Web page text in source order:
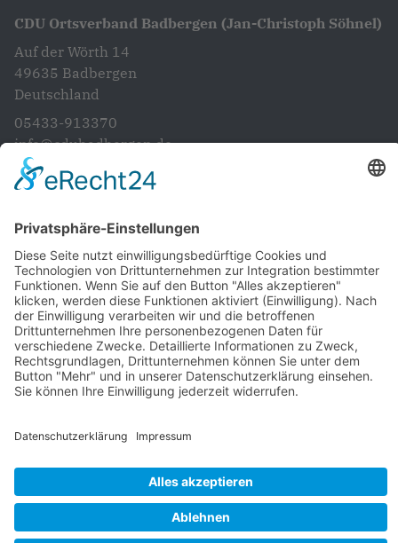
CDU Ortsverband Badbergen (Jan-Christoph Söhnel)
Auf der Wörth 14
49635 Badbergen
Deutschland
05433-913370
info@cdubadbergen.de
CDU in Niedersachsen
Startseite
Aktuelles
Vorstand
Unsere Ziele und Anliegen
Artländer Rundblick
Gemeinde- und Samtgemeinderat
Ratsinformations System
Impressum